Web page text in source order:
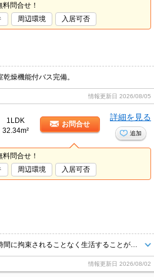
問合せ！
周辺環境 入居可否
燥機能付バス完備。
情報更新日 2026/08/05
1LDK
32.34m²
お問合せ
詳細を見る
追加
問合せ！
周辺環境 入居可否
情報更新日 2026/08/02